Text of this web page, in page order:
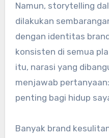
Namun, storytelling
dilakukan
dengan identitas
konsisten di semua
itu, narasi yang
menjawab
penting bagi hidup
Banyak brand